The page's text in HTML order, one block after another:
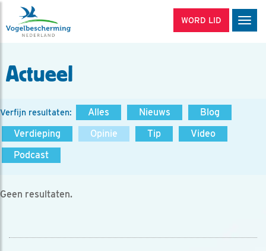
WORD LID
Actueel
Verfijn resultaten: Alles Nieuws
Blog
Verdieping
Opinie Tip
Video
Podcast
Geen resultaten.